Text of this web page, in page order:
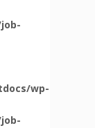
wp-